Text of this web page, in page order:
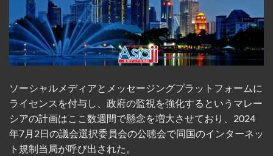
ソーシャルメディアとメッセージングプラットフォームに
ライセンスを付与し、政府の監視を強化するというマレー
シアの計画はここ数週間で懸念を増大させており、2024
年7月2日の議会選択委員会の公聴会で同国のインターネッ
ト規制当局が呼び出された。